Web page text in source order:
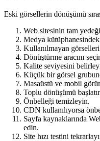
Eski görsellerin dönüşümü
Web sitesinin tam
Medya
Kullanılmayan
Dönüştürme aracını
Kalite seviyesini
Küçük bir görsel
Masaüstü ve mobil
Toplu dönüşümü
Önbelleği temizleyin.
CDN kullanılıyorsa
Sayfa kaynaklarında
edin.
Site hızı testini